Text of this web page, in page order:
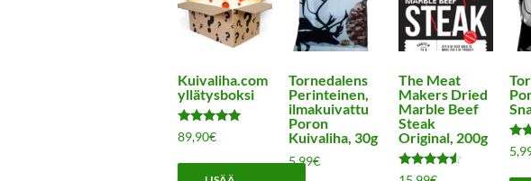
Kuivaliha.com
yllätysboksi
Arvostelu
tuotteesta:
/ 5
89,90€
Tornedalens
Perinteinen,
ilmakuivattu
Poron
Kuivaliha, 30g
5,99€
The Meat
Makers Dried
Marble Beef
Steak
Original, 200g
Arvostelu